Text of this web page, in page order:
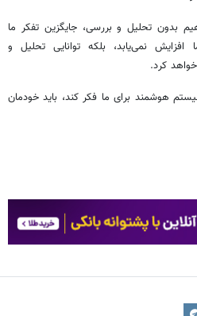
بدون تحلیل و بررسی، جایگزین تفکر ما
افزایش نمی‌یابد، بلکه توانایی تحلیل و
کرد.
هوشمند برای ما فکر کند، باید خودمان